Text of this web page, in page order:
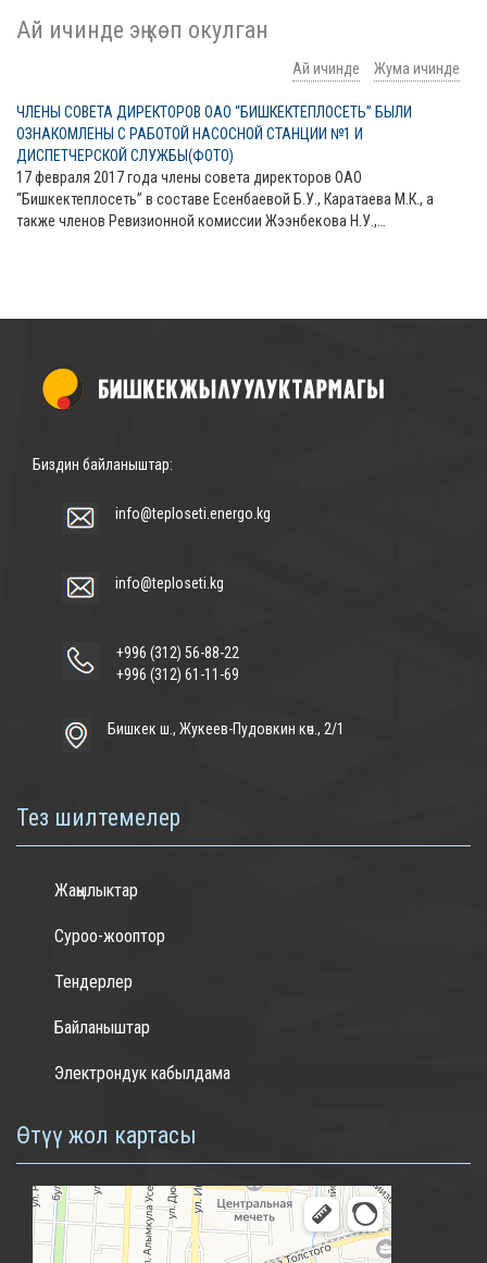
Ай ичинде эң көп окулган
Ай ичинде Жума ичинде
ЧЛЕНЫ СОВЕТА ДИРЕКТОРОВ ОАО “БИШКЕКТЕПЛОСЕТЬ” БЫЛИ
ОЗНАКОМЛЕНЫ С РАБОТОЙ НАСОСНОЙ СТАНЦИИ №1 И
ДИСПЕТЧЕРСКОЙ СЛУЖБЫ(ФОТО)
17 февраля 2017 года члены совета директоров ОАО
“Бишкектеплосеть” в составе Есенбаевой Б.У., Каратаева М.К., а
также членов Ревизионной комиссии Жээнбекова Н.У.,…
Биздин байланыштар:
info@teploseti.energo.kg
info@teploseti.kg
+996 (312) 56-88-22
+996 (312) 61-11-69
Бишкек ш., Жукеев-Пудовкин көч., 2/1
Тез шилтемелер
Жаңылыктар
Суроо-жооптор
Тендерлер
Байланыштар
Электрондук кабылдама
Өтүү жол картасы